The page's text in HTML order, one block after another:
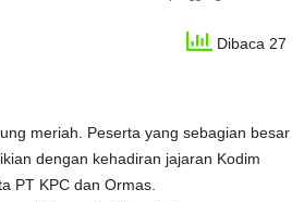
Dibaca 27
meriah. Peserta yang sebagian besar
dengan kehadiran jajaran Kodim
PT KPC dan Ormas.